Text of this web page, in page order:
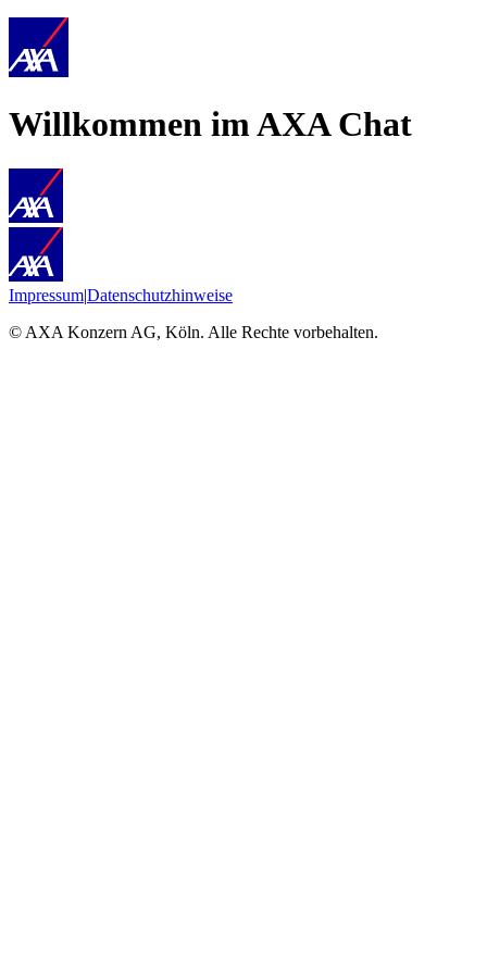
Willkommen im AXA Chat
Impressum|Datenschutz­hinweise
© AXA Konzern AG, Köln. Alle Rechte vorbehalten.